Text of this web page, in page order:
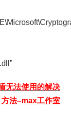
无法使用的解决
方法–max工作室